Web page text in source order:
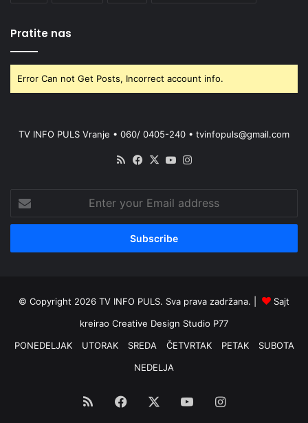
Pratite nas
Error Can not Get Posts, Incorrect account info.
TV INFO PULS Vranje • 060/ 0405-240 • tvinfopuls@gmail.com
RSS Facebook
X YouTube
Enter
your
Email
© Copyright 2026 TV INFO PULS. Sva prava zadržana. |
Sajt
kreirao Creative Design Studio P77
PONEDELJAK
UTORAK SREDA ČETVRTAK PETAK
SUBOTA
NEDELJA
RSS Facebook YouTubeInstagram